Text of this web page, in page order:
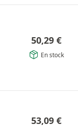
50,29 €
En stock
53,09 €